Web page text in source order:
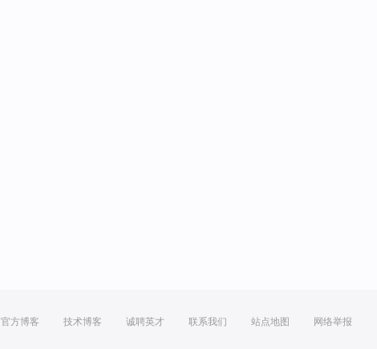
官方博客 技术博客 诚聘英才 联系我们 站点地图 网络举报